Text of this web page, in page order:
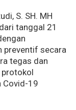
S. SH. MH
tanggal 21
preventif secara
tegas dan
protokol
Covid-19